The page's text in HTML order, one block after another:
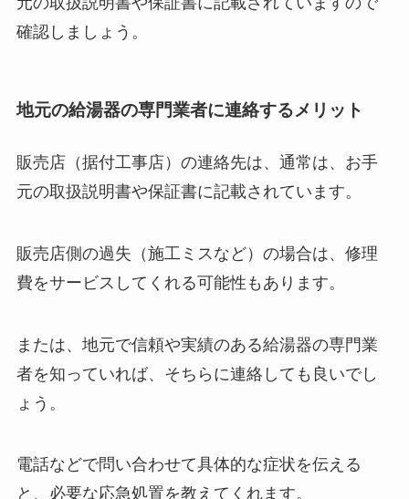
確認しましょう。
地元の給湯器の専門業者に連絡するメリット
販売店（据付工事店）の連絡先は、通常は、お手
元の取扱説明書や保証書に記載されています。
販売店側の過失（施工ミスなど）の場合は、修理
費をサービスしてくれる可能性もあります。
または、地元で信頼や実績のある給湯器の専門業
者を知っていれば、そちらに連絡しても良いでし
ょう。
電話などで問い合わせて具体的な症状を伝える
と、必要な応急処置を教えてくれます。